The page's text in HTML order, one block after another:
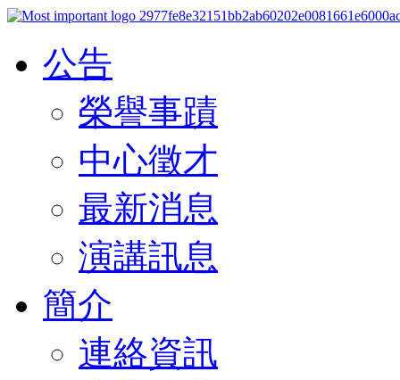
公告
榮譽事蹟
中心徵才
最新消息
演講訊息
簡介
連絡資訊